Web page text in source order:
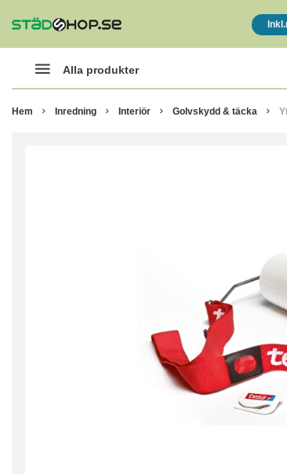
Alla produkter
Hem Inredning Interiör Golvskydd & täcka